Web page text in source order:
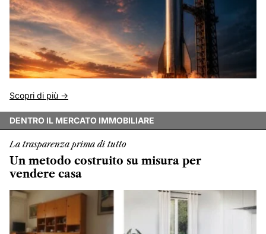
Scopri di più ->
DENTRO IL MERCATO IMMOBILIARE
La trasparenza prima di tutto
Un metodo costruito su misura per
vendere casa